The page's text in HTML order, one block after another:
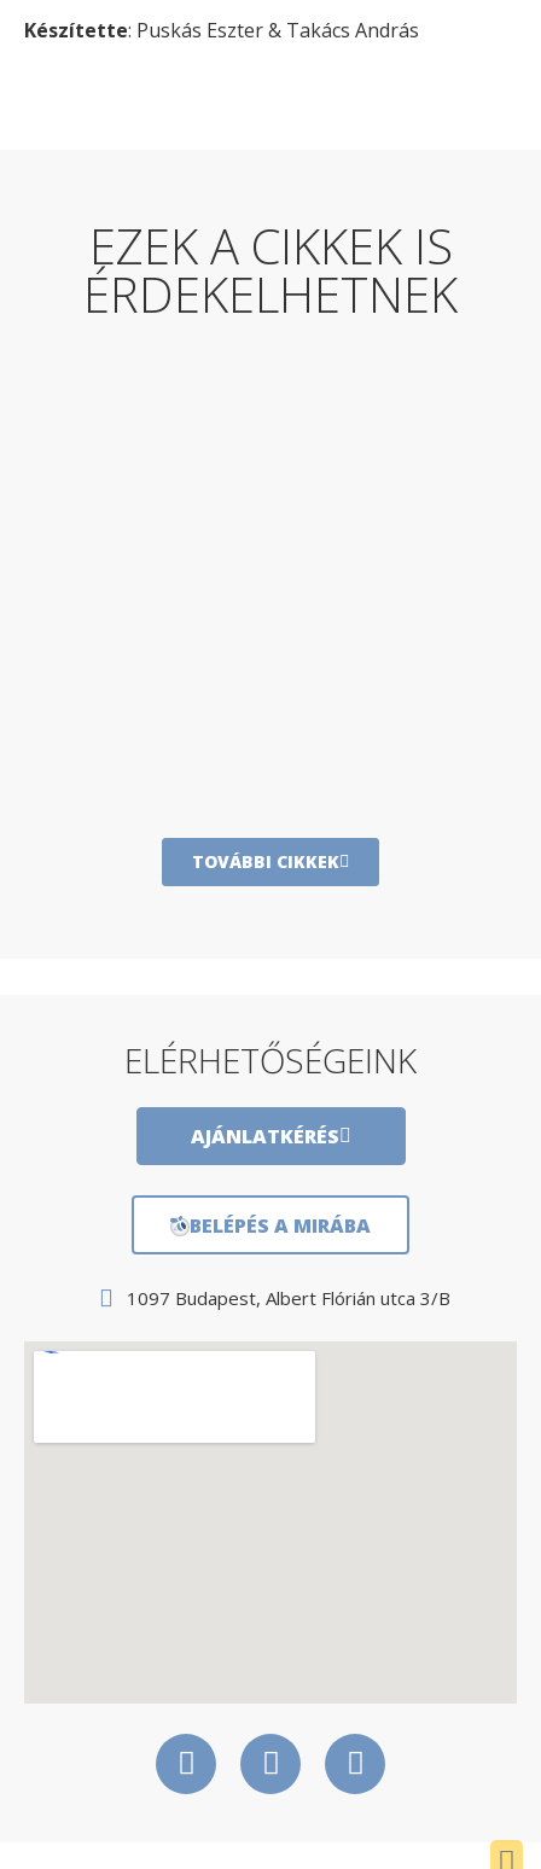
Készítette: Puskás Eszter & Takács András
EZEK A CIKKEK IS
ÉRDEKELHETNEK
TOVÁBBI CIKKEK
ELÉRHETŐSÉGEINK
AJÁNLATKÉRÉS
BELÉPÉS A MIRÁBA
1097 Budapest, Albert Flórián utca 3/B